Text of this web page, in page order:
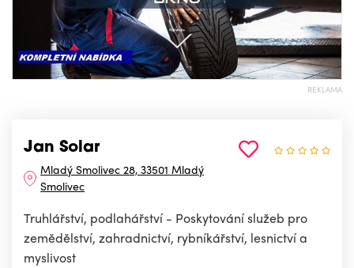
REKLAMA
Jan Solar
Mladý Smolivec 28, 33501 Mladý
Smolivec
Truhlářství, podlahářství - Poskytování služeb pro
zemědělství, zahradnictví, rybníkářství, lesnictví a
myslivost